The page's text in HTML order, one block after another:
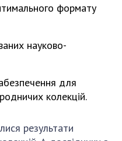
формату
науково-
для
колекцій.
результати